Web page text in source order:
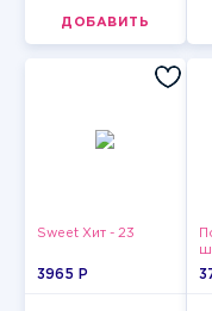
ДОБАВИТЬ
Sweet Хит - 23
3965 P